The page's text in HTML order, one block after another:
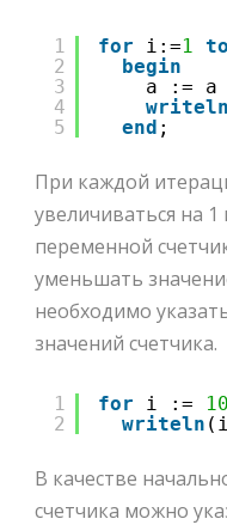
1
2
3
4
5
for i:=1 to
begin
a :=
writeln
end ;
При каждой
увеличиваться на
переменной
уменьшать
необходимо
значений счетчика.
1
2
for i := 10
writeln
В качестве
счетчика можно